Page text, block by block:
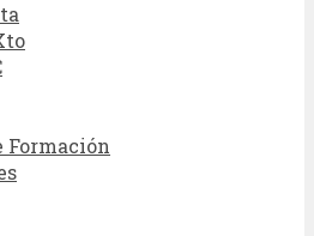
Formación